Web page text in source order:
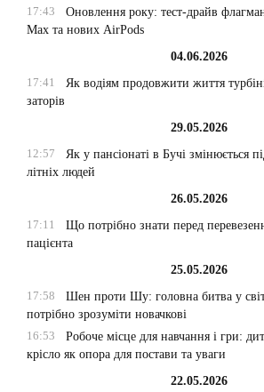
17:43
Оновлення року: тест-драйв
Max та нових AirPods
04.06.2026
17:41
Як водіям продовжити життя
заторів
29.05.2026
12:57
Як у пансіонаті в Бучі змінюється
літніх людей
26.05.2026
17:11
Що потрібно знати перед
пацієнта
25.05.2026
17:58
Шен проти Шу: головна битва у
потрібно зрозуміти новачкові
16:53
Робоче місце для навчання і гри:
крісло як опора для постави та уваги
22.05.2026